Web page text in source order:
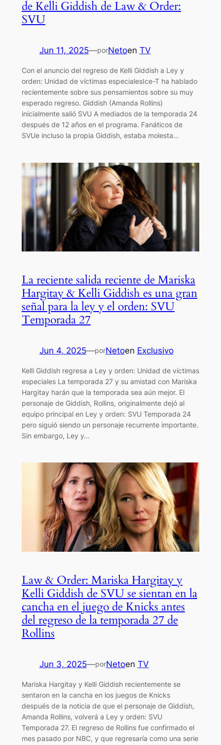
de Kelli Giddish de Law & Order:
SVU
Jun 11, 2025—porNetoen TV
Con el anuncio del regreso de Kelli Giddish a Ley y
orden: Unidad de víctimas especialesIce-T ha hablado
recientemente sobre sus pensamientos sobre su muy
esperado regreso. Giddish (Amanda Rollins)
inicialmente salió SVU A mediados de la temporada 24
después de 12 años en el programa. Fanáticos de
SVUe incluso la propia Giddish, estaba molesta…
La reciente salida reciente de Mariska
Hargitay & Kelli Giddish es una gran
señal para la ley y el orden: SVU
Temporada 27
Jun 4, 2025—porNetoen Exclusivo
Kelli Giddish regresa a Ley y orden: Unidad de víctimas
especiales La temporada 27 y su amistad con Mariska
Hargitay harán que la temporada sea aún mejor. El
personaje de Giddish, Rollins, originalmente dejó al
equipo principal en Ley y orden: SVU Temporada 24
pero siguió siendo un personaje recurrente importante.
Sin embargo, Ley y…
Law & Order: Mariska Hargitay y
Kelli Giddish de SVU se sientan en la
cancha en el juego de Knicks antes
del regreso de la temporada 27 de
Rollins
Jun 3, 2025—porNetoen TV
Mariska Hargitay y Kelli Giddish recientemente se
sentaron en la cancha en los juegos de Knicks
después de la noticia de que el personaje de Giddish,
Amanda Rollins, volverá a Ley y orden: SVU
Temporada 27. El regreso de Rollins fue confirmado el
mes pasado por NBC, y que regresaría como una serie